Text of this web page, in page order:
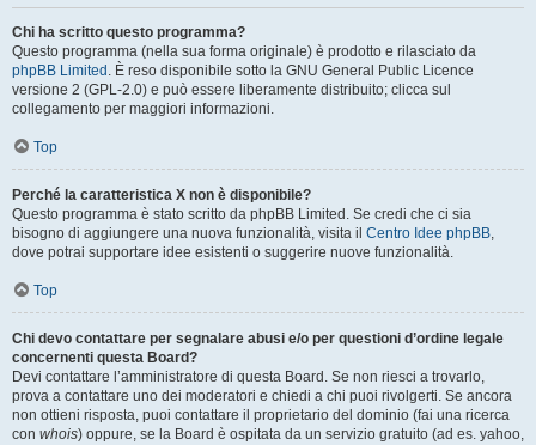
Chi ha scritto questo programma?
Questo programma (nella sua forma originale) è prodotto e rilasciato da
phpBB Limited . È reso disponibile sotto la GNU General Public Licence
versione 2 (GPL-2.0) e può essere liberamente distribuito; clicca sul
collegamento per maggiori informazioni.
Top
Perché la caratteristica X non è disponibile?
Questo programma è stato scritto da phpBB Limited. Se credi che ci sia
bisogno di aggiungere una nuova funzionalità, visita il Centro Idee phpBB,
dove potrai supportare idee esistenti o suggerire nuove funzionalità.
Top
Chi devo contattare per segnalare abusi e/o per questioni d’ordine legale
concernenti questa Board?
Devi contattare l’amministratore di questa Board. Se non riesci a trovarlo,
prova a contattare uno dei moderatori e chiedi a chi puoi rivolgerti. Se ancora
non ottieni risposta, puoi contattare il proprietario del dominio (fai una ricerca
con whois) oppure, se la Board è ospitata da un servizio gratuito (ad es. yahoo,